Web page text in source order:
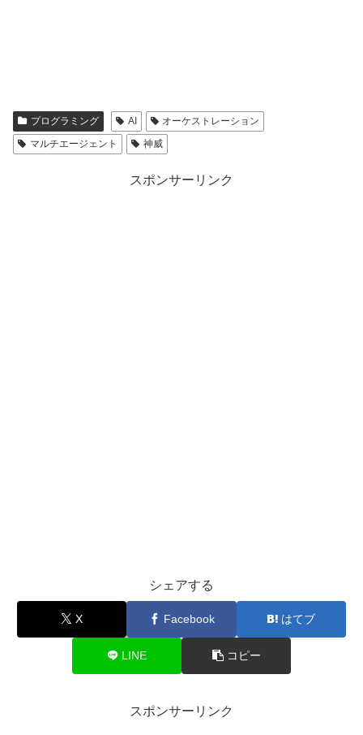
プログラミング AI
オーケストレーション
マルチエージェント
神威
スポンサーリンク
シェアする
X Facebook はてブ
LINE コピー
スポンサーリンク